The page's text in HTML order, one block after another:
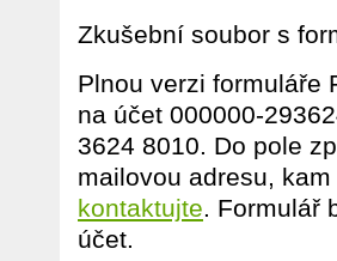
Zkušební soubor s
Plnou verzi formuláře
na účet 000000-
3624 8010. Do pole
mailovou adresu,
kontaktujte. Formulář
účet.